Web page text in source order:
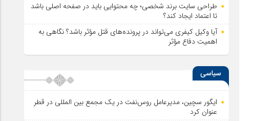
طراحی سایت برند شخصی؛ چه محتوایی باید در صفحه اصلی باشد
تا اعتماد ایجاد کند؟
آیا وکیل کیفری می‌تواند در پرونده‌های قتل مؤثر باشد؟ نگاهی به
اهمیت دفاع مؤثر
سیاسی
ایگور سچین، مدیرعامل روس‌نفت در یک مجمع بین المللی در قطر
عنوان کرد